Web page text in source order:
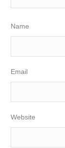
Name
Email
Website